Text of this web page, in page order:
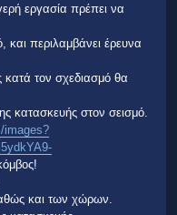
εργασία πρέπει να
και περιλαμβάνει έρευνα
τον σχεδιασμό θα
κατασκευής στον σεισμό.
images?
και των χώρων.